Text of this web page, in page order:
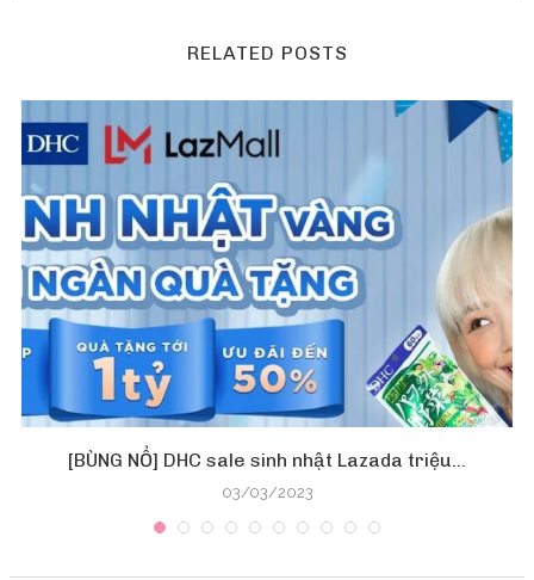
RELATED POSTS
[BÙNG NỔ] DHC sale sinh nhật Lazada triệu...
03/03/2023